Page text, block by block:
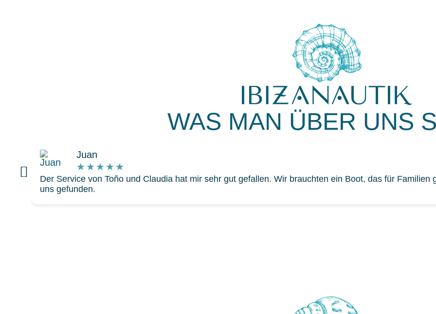
WAS MAN ÜBER UNS
Juan
★★★★★
Der Service von Toño und Claudia hat mir sehr gut gefallen. Wir brauchten ein Boot, das für
uns gefunden.